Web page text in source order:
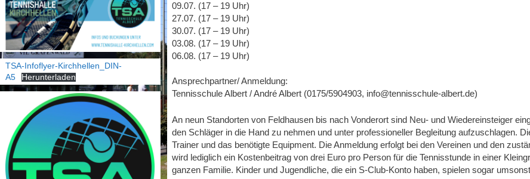
09.07. (17 – 19 Uhr)
27.07. (17 – 19 Uhr)
30.07. (17 – 19 Uhr)
03.08. (17 – 19 Uhr)
06.08. (17 – 19 Uhr)
Ansprechpartner/ Anmeldung:
Tennisschule Albert / André Albert (0175/5904903, info@tennisschule-albert.de)
An neun Standorten von Feldhausen bis nach Vonderort sind Neu- und Wiedereinsteiger
den Schläger in die Hand zu nehmen und unter professioneller Begleitung aufzuschlagen.
Trainer und das benötigte Equipment. Die Anmeldung erfolgt bei den Vereinen und den
wird lediglich ein Kostenbeitrag von drei Euro pro Person für die Tennisstunde in einer
ganzen Familie. Kinder und Jugendliche, die ein S-Club-Konto haben, spielen sogar
TSA-Infoflyer-Kirchhellen_DIN-
A5
Herunterladen